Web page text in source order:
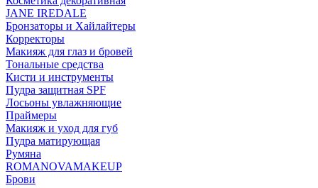
JANE IREDALE
Бронзаторы и Хайлайтеры
Корректоры
Макияж для глаз и бровей
Тональные средства
Кисти и инструменты
Пудра защитная SPF
Лосьоны увлажняющие
Праймеры
Макияж и уход для губ
Пудра матирующая
Румяна
ROMANOVAMAKEUP
Брови